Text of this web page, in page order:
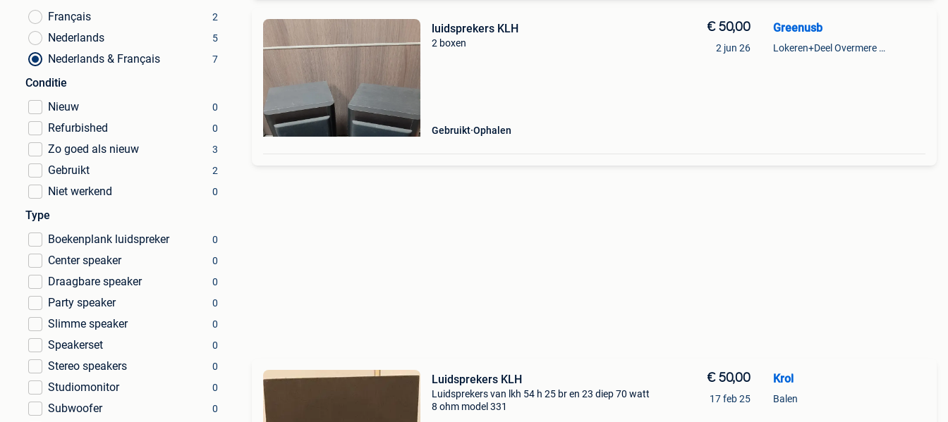
Français
2
Nederlands 5
Nederlands & Français 7
Conditie
Nieuw
0
Refurbished 0
Zo goed als nieuw 3
Gebruikt 2
Niet werkend 0
Type
Boekenplank luidspreker
0
Center speaker 0
Draagbare speaker 0
Party speaker 0
Slimme speaker 0
Speakerset 0
Stereo speakers 0
Studiomonitor 0
Subwoofer 0
luidsprekers KLH
2 boxen
Gebruikt Ophalen
€ 50,00
2 jun 26
Greenusb
Lokeren+Deel Overmere En Zele
Luidsprekers KLH
Luidsprekers van lkh 54 h 25 br en 23 diep 70 watt
8 ohm model 331
€ 50,00
17 feb 25
Krol
Balen